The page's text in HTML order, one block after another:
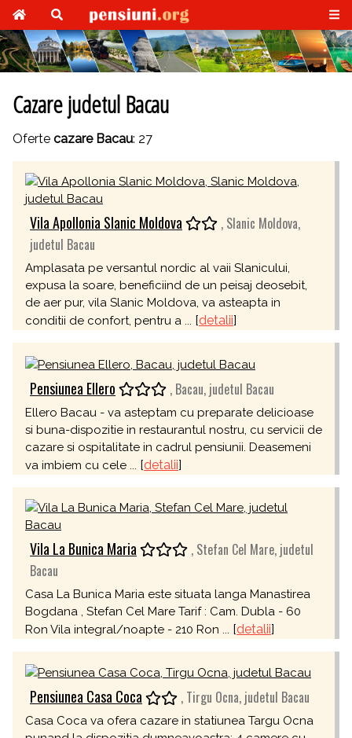
Cazare judetul Bacau
Oferte cazare Bacau: 27
Vila Apollonia Slanic Moldova
, Slanic Moldova,
judetul Bacau
Amplasata pe versantul nordic al vaii Slanicului,
expusa la soare, beneficiind de un peisaj deosebit,
de aer pur, vila Slanic Moldova, va asteapta in
conditii de confort, pentru a ... [detalii]
Pensiunea Ellero , Bacau, judetul Bacau
Ellero Bacau - va asteptam cu preparate delicioase
si buna-dispozitie in restaurantul nostru, cu servicii de
cazare si ospitalitate in cadrul pensiunii. Deasemeni
va imbiem cu cele ... [detalii]
Vila La Bunica Maria
, Stefan Cel Mare, judetul
Bacau
Casa La Bunica Maria este situata langa Manastirea
Bogdana , Stefan Cel Mare Tarif : Cam. Dubla - 60
Ron Vila integral/noapte - 210 Ron ... [detalii]
Pensiunea Casa Coca , Tirgu Ocna, judetul Bacau
Casa Coca va ofera cazare in statiunea Targu Ocna